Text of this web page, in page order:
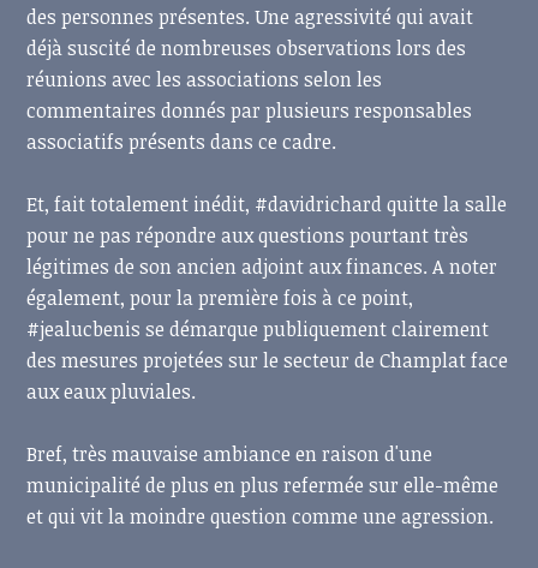
des personnes présentes. Une agressivité qui avait
déjà suscité de nombreuses observations lors des
réunions avec les associations selon les
commentaires donnés par plusieurs responsables
associatifs présents dans ce cadre.
Et, fait totalement inédit, #davidrichard quitte la salle
pour ne pas répondre aux questions pourtant très
légitimes de son ancien adjoint aux finances. A noter
également, pour la première fois à ce point,
#jealucbenis se démarque publiquement clairement
des mesures projetées sur le secteur de Champlat face
aux eaux pluviales.
Bref, très mauvaise ambiance en raison d'une
municipalité de plus en plus refermée sur elle-même
et qui vit la moindre question comme une agression.